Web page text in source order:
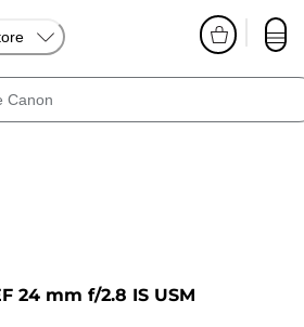
24 mm f/2.8 IS USM